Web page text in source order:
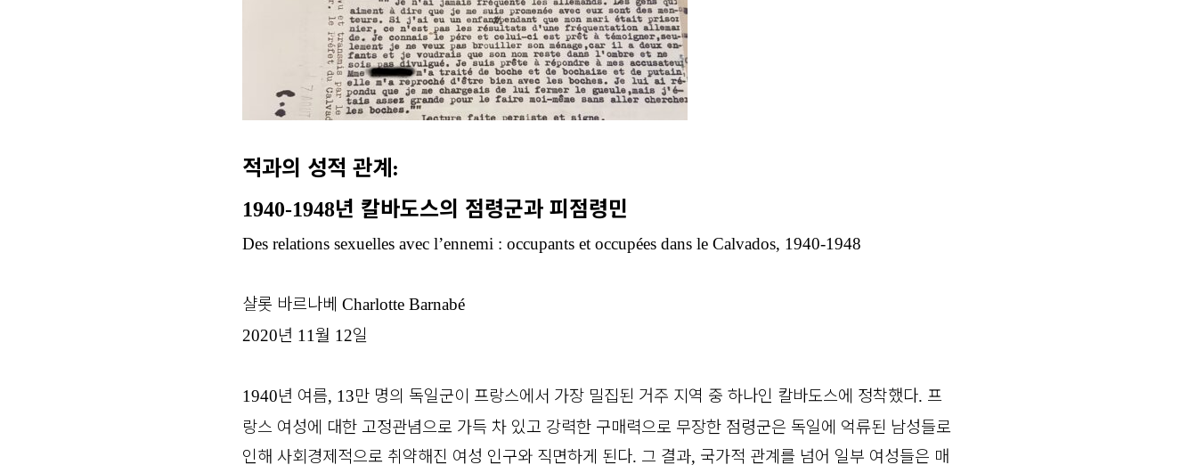
적과의 성적 관계:
1940-1948년 칼바도스의 점령군과 피점령민
Des relations sexuelles avec l’ennemi : occupants et occupées dans le Calvados, 1940-1948
샬롯 바르나베 Charlotte Barnabé
2020년 11월 12일
1940년 여름, 13만 명의 독일군이 프랑스에서 가장 밀집된 거주 지역 중 하나인 칼바도스에 정착했다. 프
랑스 여성에 대한 고정관념으로 가득 차 있고 강력한 구매력으로 무장한 점령군은 독일에 억류된 남성들로
인해 사회경제적으로 취약해진 여성 인구와 직면하게 된다. 그 결과, 국가적 관계를 넘어 일부 여성들은 매